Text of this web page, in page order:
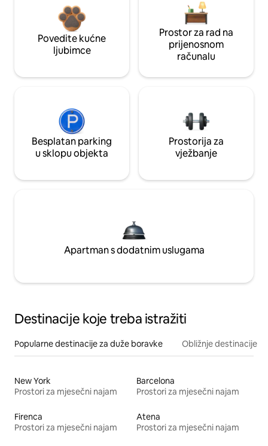
Povedite kućne
ljubimce
Prostor za rad na
prijenosnom
računalu
Besplatan parking
u sklopu objekta
Prostorija za
vježbanje
Apartman s dodatnim uslugama
Destinacije koje treba istražiti
Popularne destinacije za duže boravke Obližnje destinacije
New York
Prostori za mjesečni najam
Barcelona
Prostori za mjesečni najam
Firenca
Prostori za mjesečni najam
Atena
Prostori za mjesečni najam